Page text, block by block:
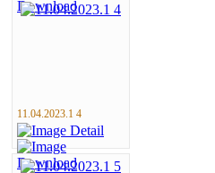
11.04.2023.1 4